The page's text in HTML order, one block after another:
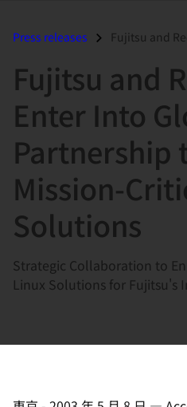
の
い
Press releases Fujitsu and Red Hat
Fujitsu and
Enter Into
Partnership
Mission-
Solutions
Strategic Collaboration to
Linux Solutions for Fujitsu's